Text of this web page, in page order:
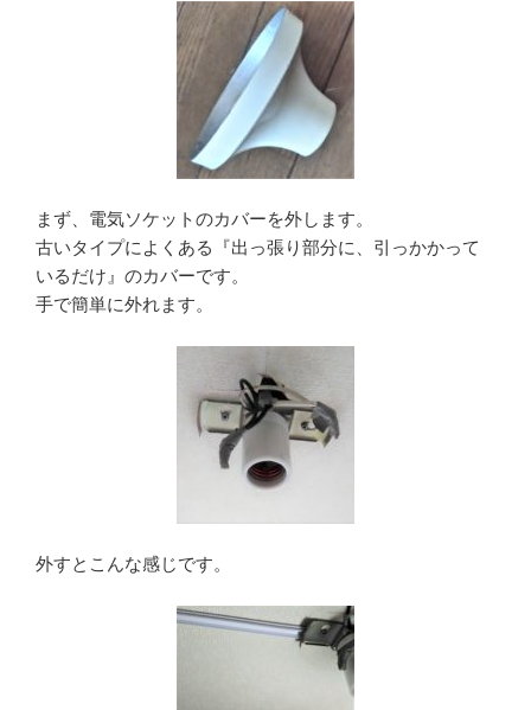
まず、電気ソケットのカバーを外します。
古いタイプによくある『出っ張り部分に、引っかかって
いるだけ』のカバーです。
手で簡単に外れます。
外すとこんな感じです。